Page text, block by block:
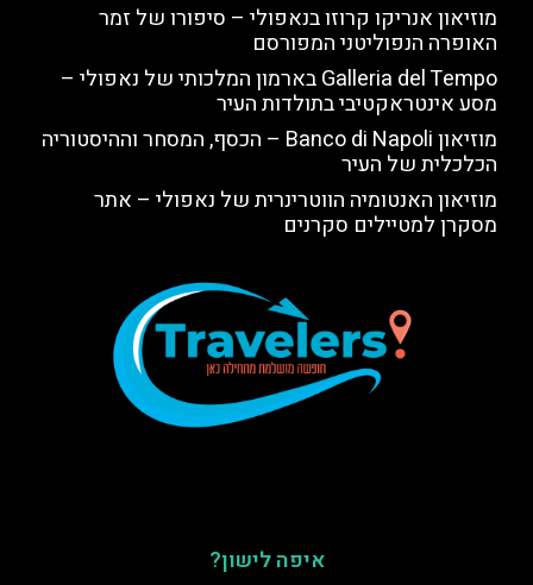
מוזיאון אנריקו קרוזו בנאפולי – סיפורו של זמר
האופרה הנפוליטני המפורסם
Galleria del Tempo בארמון המלכותי של נאפולי –
מסע אינטראקטיבי בתולדות העיר
מוזיאון Banco di Napoli – הכסף, המסחר וההיסטוריה
הכלכלית של העיר
מוזיאון האנטומיה הווטרינרית של נאפולי – אתר
מסקרן למטיילים סקרנים
איפה לישון?